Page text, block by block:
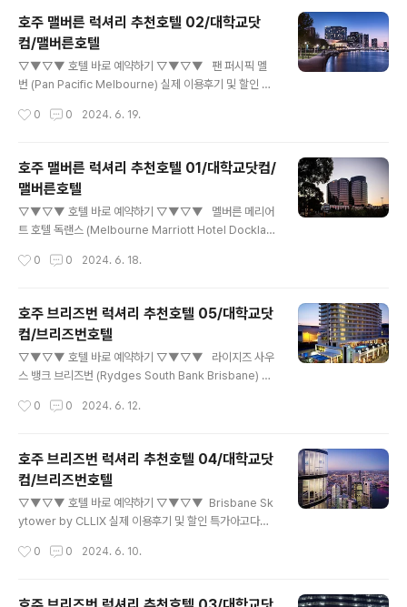
른 / 멜번, 호주 풀먼 멜번 온 더 파크는 멜번의 최고 5성
급 호텔로, 도심에서 2km 떨어진 곳에 위치하고 있습니
다. 이 호텔은 419개의 객실을 보유하고 있으며, 1974년
에 건축되었습니다. 최근에는 2021년에 리노베이션을 마
쳤습니다. 멜번 공항까지는 차로 30분이 소요되며, 호
1시까지 가능..
호주 맬버른 럭셔리 추천호텔 02/대학교닷
컴/맬버른호텔
▽▼▽▼ 호텔 바로 예약하기 ▽▼▽▼ 팬 퍼시픽 멜
번 (Pan Pacific Melbourne) 실제 이용후기 및 할인 특
의 실제 투숙객 이용후기 및 할인 특가를 확인하세요! 최저
m 팬 퍼시픽 멜번 (Pan Pacific Melbourne) 2 Conv
ention Centre Place , 멜버른 CBD, 멜버른 / 멜번, 호
주 도시의 중심부에서 단 몇 분 거리에 있는 팬 퍼시픽 멜번
에 머물며 멜버른 / 멜번의 놀라움을 느껴보세요. 다양한 선
택지를 찾고 계신가요? 팬 퍼시픽 멜번은(는) 로얄 보타
티비티를 선택할 수 있..
0 0 2024. 6. 19.
호주 맬버른 럭셔리 추천호텔 01/대학교닷컴/
맬버른호텔
▽▼▽▼ 호텔 바로 예약하기 ▽▼▽▼ 멜버른 메리어
트 호텔 독랜스 (Melbourne Marriott Hotel Docklan
트 호텔 독랜스 (Melbourne Marriott Hotel Docklan
최저가 보장제 및 예약 무료 취소 가능www.agoda.co
m 멜버른 메리어트 호텔 독랜스 (Melbourne Marriot
t Hotel Docklands) 15 Waterfront Way, Dockland
s, 도크랜즈, 멜버른 / 멜번, 호주 멜버른 메리어트 호텔 독
랜스는 멜버른 / 멜번에 위치한 최고의 5성급 호텔입니
박 경험을 제공..
0 0 2024. 6. 18.
호주 브리즈번 럭셔리 추천호텔 05/대학교닷
컴/브리즈번호텔
▽▼▽▼ 호텔 바로 예약하기 ▽▼▽▼ 라이지즈 사우
스 뱅크 브리즈번 (Rydges South Bank Brisbane) 실
크 브리즈번 (Rydges South Bank Brisbane)의 실제
제 및 예약 무료 취소 가능www.agoda.com 라이지
즈 사우스 뱅크 브리즈번 (Rydges South Bank Brisba
ne) 9 Glenelg Street, South Brisbane, 사우스 뱅
크, 브리즈번, 호주 라이지즈 사우스 뱅크 브리즈번은 호
주 브리즈번에 위치한 4.0성급 호텔입니다. 이 호텔은 편
크아웃 시간은 오전 11시까지이..
0 0 2024. 6. 12.
호주 브리즈번 럭셔리 추천호텔 04/대학교닷
컴/브리즈번호텔
▽▼▽▼ 호텔 바로 예약하기 ▽▼▽▼ Brisbane Sk
ytower by CLLIX 실제 이용후기 및 할인 특가아고다에
후기 및 할인 특가를 확인하세요! 최저가 보장제 및 예약 무
r by CLLIX 222 Margaret Street, 브리즈번 시내, 브
0 0 2024. 6. 10.